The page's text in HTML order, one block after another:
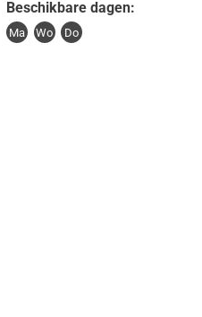
Beschikbare dagen:
Ma Wo Do